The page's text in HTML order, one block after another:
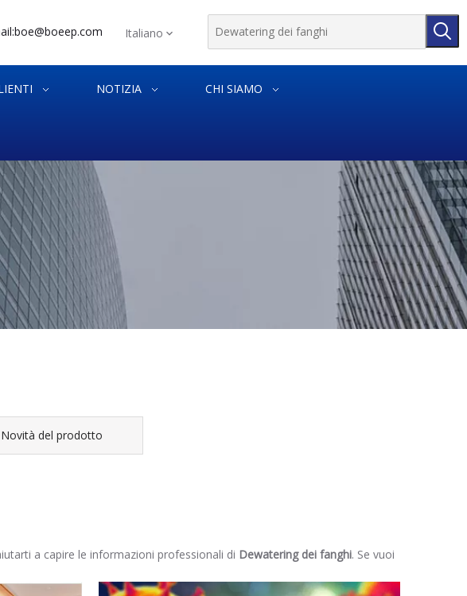
boe@boeep.com Italiano
NOTIZIA CHI SIAMO
Novità del prodotto
a capire le informazioni professionali di Dewatering dei fanghi. Se vuoi